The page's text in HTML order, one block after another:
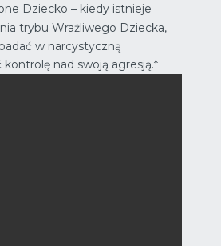
Dziecko – kiedy istnieje
trybu Wrażliwego Dziecka,
w narcystyczną
kontrolę nad swoją agresją.*